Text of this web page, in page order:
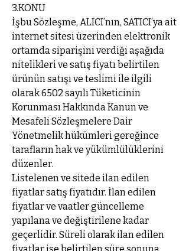
3.KONU
İşbu Sözleşme, ALICI’nın, SATICI’ya ait
internet sitesi üzerinden elektronik
ortamda siparişini verdiği aşağıda
nitelikleri ve satış fiyatı belirtilen
ürünün satışı ve teslimi ile ilgili
olarak 6502 sayılı Tüketicinin
Korunması Hakkında Kanun ve
Mesafeli Sözleşmelere Dair
Yönetmelik hükümleri gereğince
tarafların hak ve yükümlülüklerini
düzenler.
Listelenen ve sitede ilan edilen
fiyatlar satış fiyatıdır. İlan edilen
fiyatlar ve vaatler güncelleme
yapılana ve değiştirilene kadar
geçerlidir. Süreli olarak ilan edilen